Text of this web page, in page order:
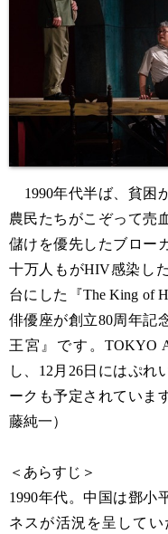
1990年代半ば、貧困
農民たちがこぞって売
儲けを優先したブロー
十万人もがHIV感染し
台にした『The King of
俳優座が創立80周年記
王宮』です。TOKYO
し、12月26日にはぷれ
ークも予定されていま
藤純一）
＜あらすじ＞
1990年代。中国は鄧小
ネスが活況を呈して